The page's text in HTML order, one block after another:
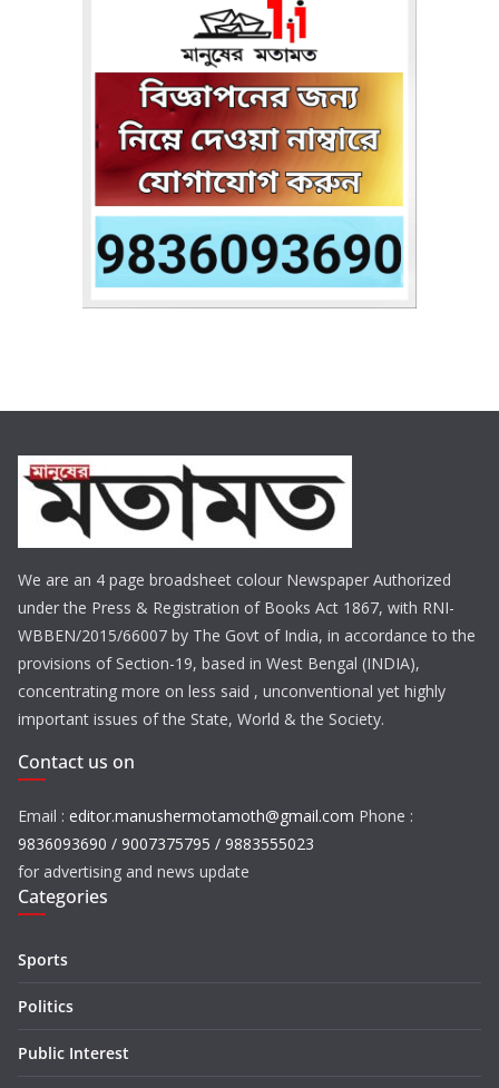
We are an 4 page broadsheet colour Newspaper Authorized
under the Press & Registration of Books Act 1867, with RNI-
WBBEN/2015/66007 by The Govt of India, in accordance to the
provisions of Section-19, based in West Bengal (INDIA),
concentrating more on less said , unconventional yet highly
important issues of the State, World & the Society.
Contact us on
Email : editor.manushermotamoth@gmail.com Phone :
9836093690 / 9007375795 / 9883555023
for advertising and news update
Categories
Sports
Politics
Public Interest